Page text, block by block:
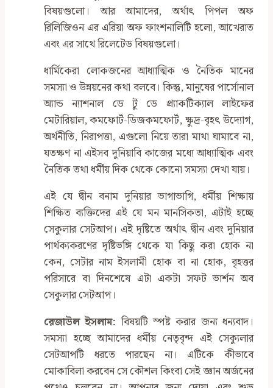
বিষয়গুলো। আর আমাদের, অর্থাৎ পিপল অফ
রিলিজিওন এর এরিয়া অফ ফাংশনালিটি হলো, আখেরাত
এবং এর সাথে রিলেটেড বিষয়গুলো।
ধার্মিকেরা লোকজনের আধ্যাত্মিক ও নৈতিক মানের
সমস্যা ও উন্নয়নের কথা বলবে। কিন্তু, মানুষের পার্সোনাল
অ্যান্ড ন্যাশনাল ডে টু ডে প্র্যাকটিক্যাল লাইফের
মেটারিয়াল, কমফোর্ট-ডিজকমফোর্ট, ক্ষুদ্র-বৃহৎ উদ্যোগ,
অর্থনীতি, নিরাপত্তা, এগুলো নিয়ে তারা মাথা ঘামাবে না,
যতক্ষণ না এইসব দুনিয়াবি কাজের মধ্যে আধ্যাত্মিক এবং
নৈতিক তথা ধর্মীয় দিক থেকে কোনো সমস্যা দেখা যায়।
এই যে দ্বীন বনাম দুনিয়ার ভাগাভাগি, ধর্মীয় শিক্ষায়
শিক্ষিত ব্যক্তিদের এই যে মন মানসিকতা, এটাই হচ্ছে
সেকুলার সেটআপ। এই দৃষ্টিতে অর্থাৎ দ্বীন এবং দুনিয়ার
পার্থক্যকরণের দৃষ্টিভঙ্গি থেকে যা কিছু করা হোক না
কেন, সেটার নাম ইসলামী হোক বা না হোক, বৃহত্তর
পরিসারে বা দিনশেষে এটা একটা সফট ভার্শন অব
সেকুলার সেটআপ।
রেজাউল ইসলাম: বিষয়টি স্পষ্ট করার জন্য ধন্যবাদ।
সমস্যা হচ্ছে আমাদের ধর্মীয় নেতৃবৃন্দ এই সেক্যুলার
সেটআপটি ধরতে পারছেন না। এটিকে কীভাবে
মোকাবিলা করবেন সে কৌশল কিংবা সেই জ্ঞান অর্জনের